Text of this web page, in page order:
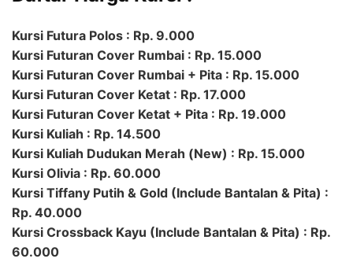
Kursi Futura Polos : Rp. 9.000
Kursi Futuran Cover Rumbai : Rp. 15.000
Kursi Futuran Cover Rumbai + Pita : Rp. 15.000
Kursi Futuran Cover Ketat : Rp. 17.000
Kursi Futuran Cover Ketat + Pita : Rp. 19.000
Kursi Kuliah : Rp. 14.500
Kursi Kuliah Dudukan Merah (New) : Rp. 15.000
Kursi Olivia : Rp. 60.000
Kursi Tiffany Putih & Gold (Include Bantalan & Pita) :
Rp. 40.000
Kursi Crossback Kayu (Include Bantalan & Pita) : Rp.
60.000